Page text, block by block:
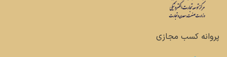
پروانه کسب مجازی